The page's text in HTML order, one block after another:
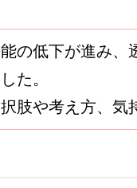
の低下が進み、
た。
肢や考え方、気